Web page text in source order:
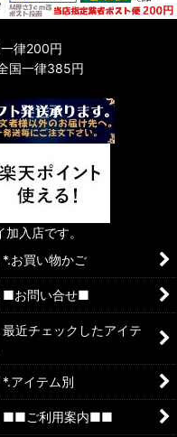
律200円
国一律385円
入店です。
*.お買い物かご
■お問い合せ■
最近チェックしたアイテ
*.アイテム別
■■ご利用案内■■